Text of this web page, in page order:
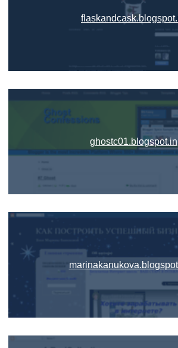
ghostc01.blogspot.in